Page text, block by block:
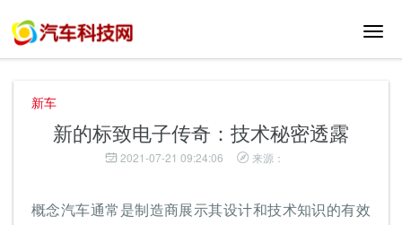
切
新车
新的标致电子传奇：技术秘密透露
2021-07-21 09:24:06 来源：
概念汽车通常是制造商展示其设计和技术知识的有效